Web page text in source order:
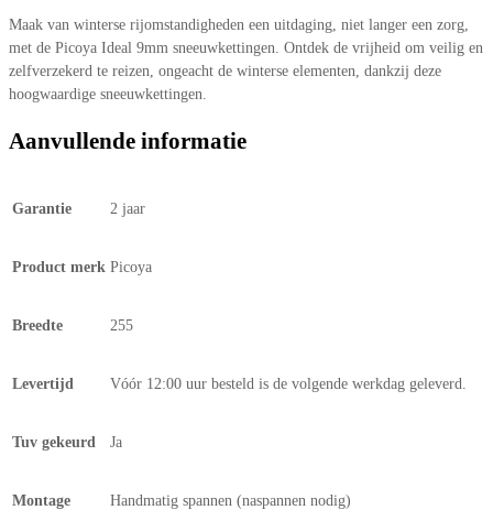
Maak van winterse rijomstandigheden een uitdaging, niet langer een zorg,
met de Picoya Ideal 9mm sneeuwkettingen. Ontdek de vrijheid om veilig en
zelfverzekerd te reizen, ongeacht de winterse elementen, dankzij deze
hoogwaardige sneeuwkettingen.
Aanvullende informatie
Garantie 2 jaar
Product merk Picoya
Breedte 255
Levertijd Vóór 12:00 uur besteld is de volgende werkdag geleverd.
Tuv gekeurd Ja
Montage Handmatig spannen (naspannen nodig)